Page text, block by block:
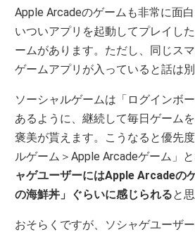
Apple Arcadeのゲームも非常に面
いついアプリを起動してプレイし
ームがあります。ただし、同じス
ゲームアプリが入っていると話は別
ソーシャルゲームは「ログインボ
あるように、継続して毎日ゲーム
褒美が貰えます。こうなると優先
ルゲーム＞Apple Arcadeゲーム」と
ャゲユーザーにはApple Arcadeの
の海鮮丼」ぐらいに感じられると
おそらくですが、ソシャゲユーザ